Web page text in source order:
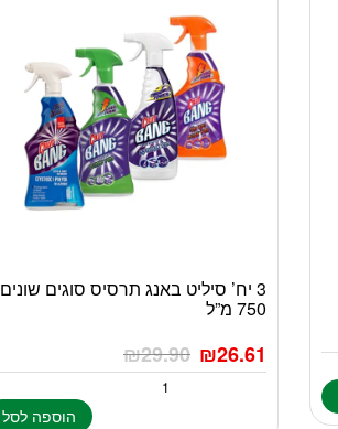
3 יח’ סיליט באנג תרסיס סוגים שונים
750 מ”ל
₪29.90 ₪26.61
הוספה לסל